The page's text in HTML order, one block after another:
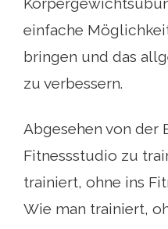
einfache
bringen und das
zu verbessern.
Abgesehen von der
Fitnessstudio zu
trainiert, ohne ins
Wie man trainiert,